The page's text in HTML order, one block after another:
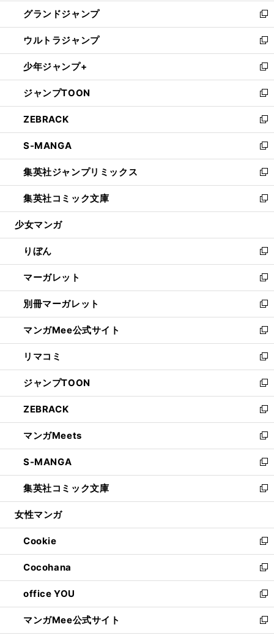
で
開
く
ド
ウ
で
開
く
ウ
ィ
ン
ド
ウ
で
開
く
し
い
ウ
ィ
ン
ド
ウ
で
開
く
グランドジャンプ
新
し
い
ウ
ィ
ン
ド
ウ
で
開
く
ウルトラジャンプ
新
し
い
ウ
ィ
ン
ド
ウ
で
開
く
少年ジャンプ+
新
し
い
ウ
ィ
ン
ド
ウ
で
開
く
ジャンプTOON
新
し
い
ウ
ィ
ン
ド
ウ
で
開
ZEBRACK
新
し
い
ウ
ィ
ン
ド
ウ
開
く
S-MANGA
新
し
い
ウ
ィ
ン
ウ
で
開
く
集英社ジャンプリミックス
新
し
い
ウ
ン
ド
ウ
で
開
く
集英社コミック文庫
新
し
ウ
ィ
ン
ド
ウ
で
開
く
少女マンガ
りぼん
新
し
い
ウ
ィ
ン
ド
ウ
で
開
く
マーガレット
新
し
い
ウ
ィ
ン
ド
ウ
で
開
く
別冊マーガレット
新
し
い
ウ
ィ
ン
ド
ウ
で
開
く
マンガMee公式サイト
新
し
い
ウ
ィ
ン
ド
ウ
で
開
く
リマコミ
新
し
い
ウ
ィ
ン
ド
ウ
で
開
く
ジャンプTOON
新
し
い
ウ
ィ
ン
ド
ウ
で
開
ZEBRACK
新
し
い
ウ
ィ
ン
ド
ウ
開
く
マンガMeets
新
し
い
ウ
ィ
ン
ウ
で
開
く
S-MANGA
新
し
い
ウ
ン
ド
ウ
で
開
く
集英社コミック文庫
新
し
ウ
ィ
ン
ド
ウ
で
開
く
女性マンガ
Cookie
新
し
い
ウ
ィ
ン
ド
ウ
Cocohana
新
し
い
ウ
ィ
ン
office YOU
新
し
い
ウ
マンガMee公式サイト
新
し